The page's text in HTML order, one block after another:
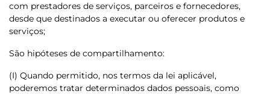
com prestadores de serviços, parceiros e fornecedores,
desde que destinados a executar ou oferecer produtos e
serviços;
São hipóteses de compartilhamento:
(I) Quando permitido, nos termos da lei aplicável,
poderemos tratar determinados dados pessoais, como